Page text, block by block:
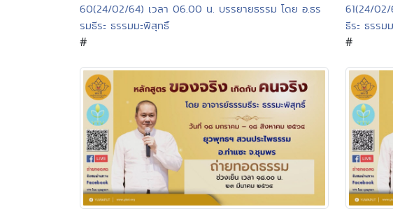
60(24/02/64) เวลา 06.00 น. บรรยายธรรม โดย อ.ธร
รมธีระ ธรรมมะพิสุทธิ์
#
61(24/
ธีระ ธรรม
#